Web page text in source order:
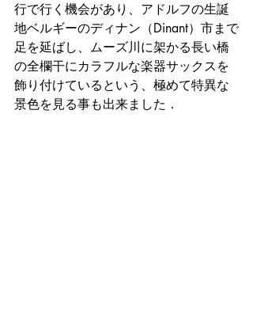
行で行く機会があり、アドルフの生誕
地ベルギーのディナン（Dinant）市まで
足を延ばし、ムーズ川に架かる長い橋
の全欄干にカラフルな楽器サックスを
飾り付けているという、極めて特異な
景色を見る事も出来ました．